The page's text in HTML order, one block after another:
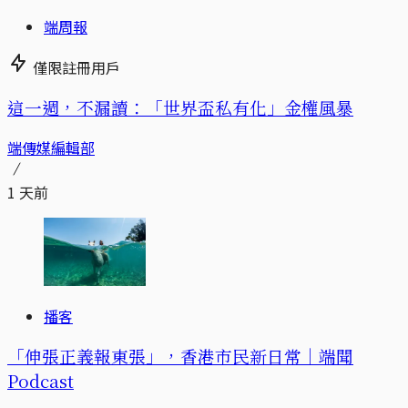
端周報
僅限註冊用戶
這一週，不漏讀：「世界盃私有化」金權風暴
端傳媒編輯部
1 天前
播客
「伸張正義報東張」，香港市民新日常｜端聞
Podcast